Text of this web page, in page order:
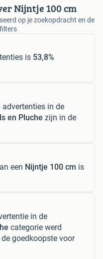
Nijntje 100 cm
op je zoekopdracht en de
is 53,8%
advertenties in de
en Pluche zijn in de
een Nijntje 100 cm is
in de
categorie werd
goedkoopste voor